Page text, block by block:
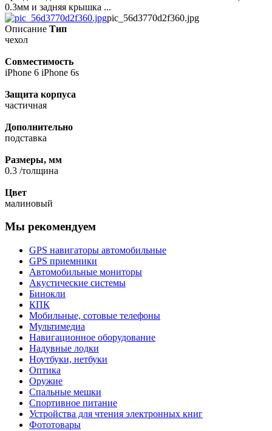
0.3мм и задняя крышка ...
pic_56d3770d2f360.jpg
Описание Тип
чехол
Совместимость
iPhone 6 iPhone 6s
Защита корпуса
частичная
Дополнительно
подставка
Размеры, мм
0.3 /толщина
Цвет
малиновый
Мы рекомендуем
GPS навигаторы автомобильные
GPS приемники
Автомобильные мониторы
Акустические системы
Бинокли
КПК
Мобильные, сотовые телефоны
Мультимедиа
Навигационное оборудование
Надувные лодки
Ноутбуки, нетбуки
Оптика
Оружие
Спальные мешки
Спортивное питание
Устройства для чтения электронных книг
Фототовары